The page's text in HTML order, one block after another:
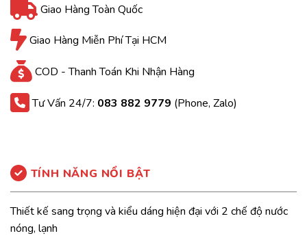
Giao Hàng Toàn Quốc
Giao Hàng Miễn Phí Tại HCM
COD - Thanh Toán Khi Nhận Hàng
Tư Vấn 24/7: 083 882 9779 (Phone, Zalo)
TÍNH NĂNG NỔI BẬT
Thiết kế sang trọng và kiểu dáng hiện đại với 2 chế độ nước
nóng, lạnh